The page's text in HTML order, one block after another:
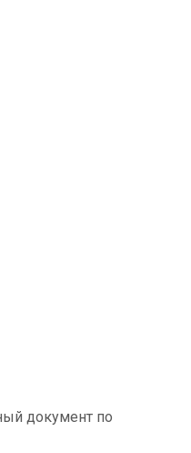
документ по